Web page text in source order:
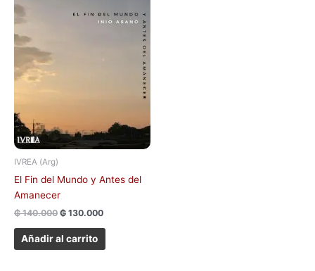
IVREA (Arg)
El Fin del Mundo y Antes del
Amanecer
₲140.000 ₲ 130.000
Añadir al carrito